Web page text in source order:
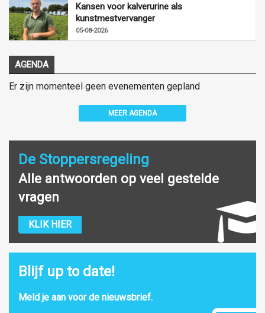
Kansen voor kalverurine als
kunstmestvervanger
05-08-2026
AGENDA
Er zijn momenteel geen evenementen gepland
MEER AGENDA
De Stoppersregeling
Alle antwoorden op veel gestelde
vragen
KLIK HIER
Blijf up to date!
Meld je aan voor de nieuwsbrief.